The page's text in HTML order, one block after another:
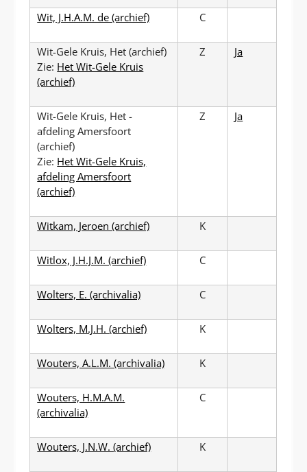
Wit, J.H.A.M. de (archief) C
Wit-Gele Kruis, Het (archief)
Zie: Het Wit-Gele Kruis
(archief)
Z Ja
Wit-Gele Kruis, Het -
afdeling Amersfoort
(archief)
Zie: Het Wit-Gele Kruis,
afdeling Amersfoort
(archief)
Z Ja
Witkam, Jeroen (archief) K
Witlox, J.H.J.M. (archief) C
Wolters, E. (archivalia) C
Wolters, M.J.H. (archief) K
Wouters, A.L.M. (archivalia) K
Wouters, H.M.A.M.
(archivalia)
C
Wouters, J.N.W. (archief) K